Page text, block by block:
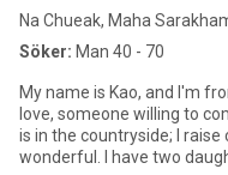
Na Chueak, Maha
Söker: Man 40 - 70
My name is Kao, and I'm from
love, someone willing to
is in the countryside; I raise
wonderful. I have two